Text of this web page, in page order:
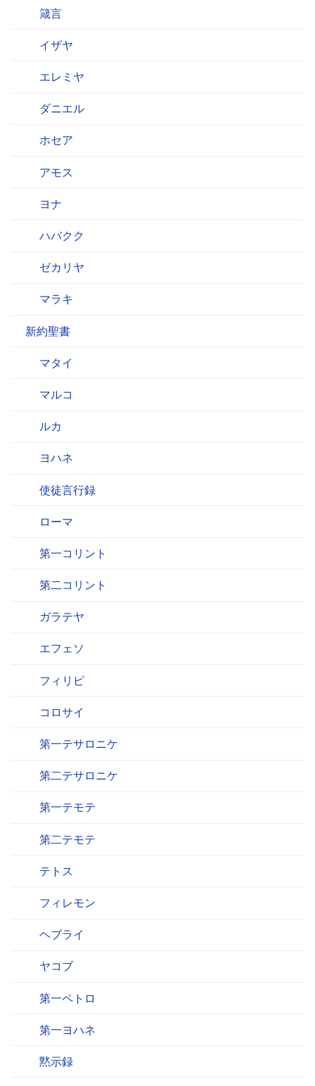
箴言
イザヤ
エレミヤ
ダニエル
ホセア
アモス
ヨナ
ハバクク
ゼカリヤ
マラキ
新約聖書
マタイ
マルコ
ルカ
ヨハネ
使徒言行録
ローマ
第一コリント
第二コリント
ガラテヤ
エフェソ
フィリピ
コロサイ
第一テサロニケ
第二テサロニケ
第一テモテ
第二テモテ
テトス
フィレモン
ヘブライ
ヤコブ
第一ペトロ
第一ヨハネ
黙示録